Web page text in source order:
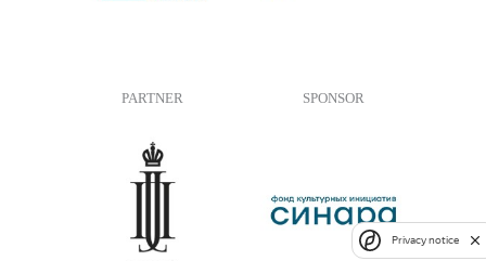
PARTNER SPONSOR
Privacy notice